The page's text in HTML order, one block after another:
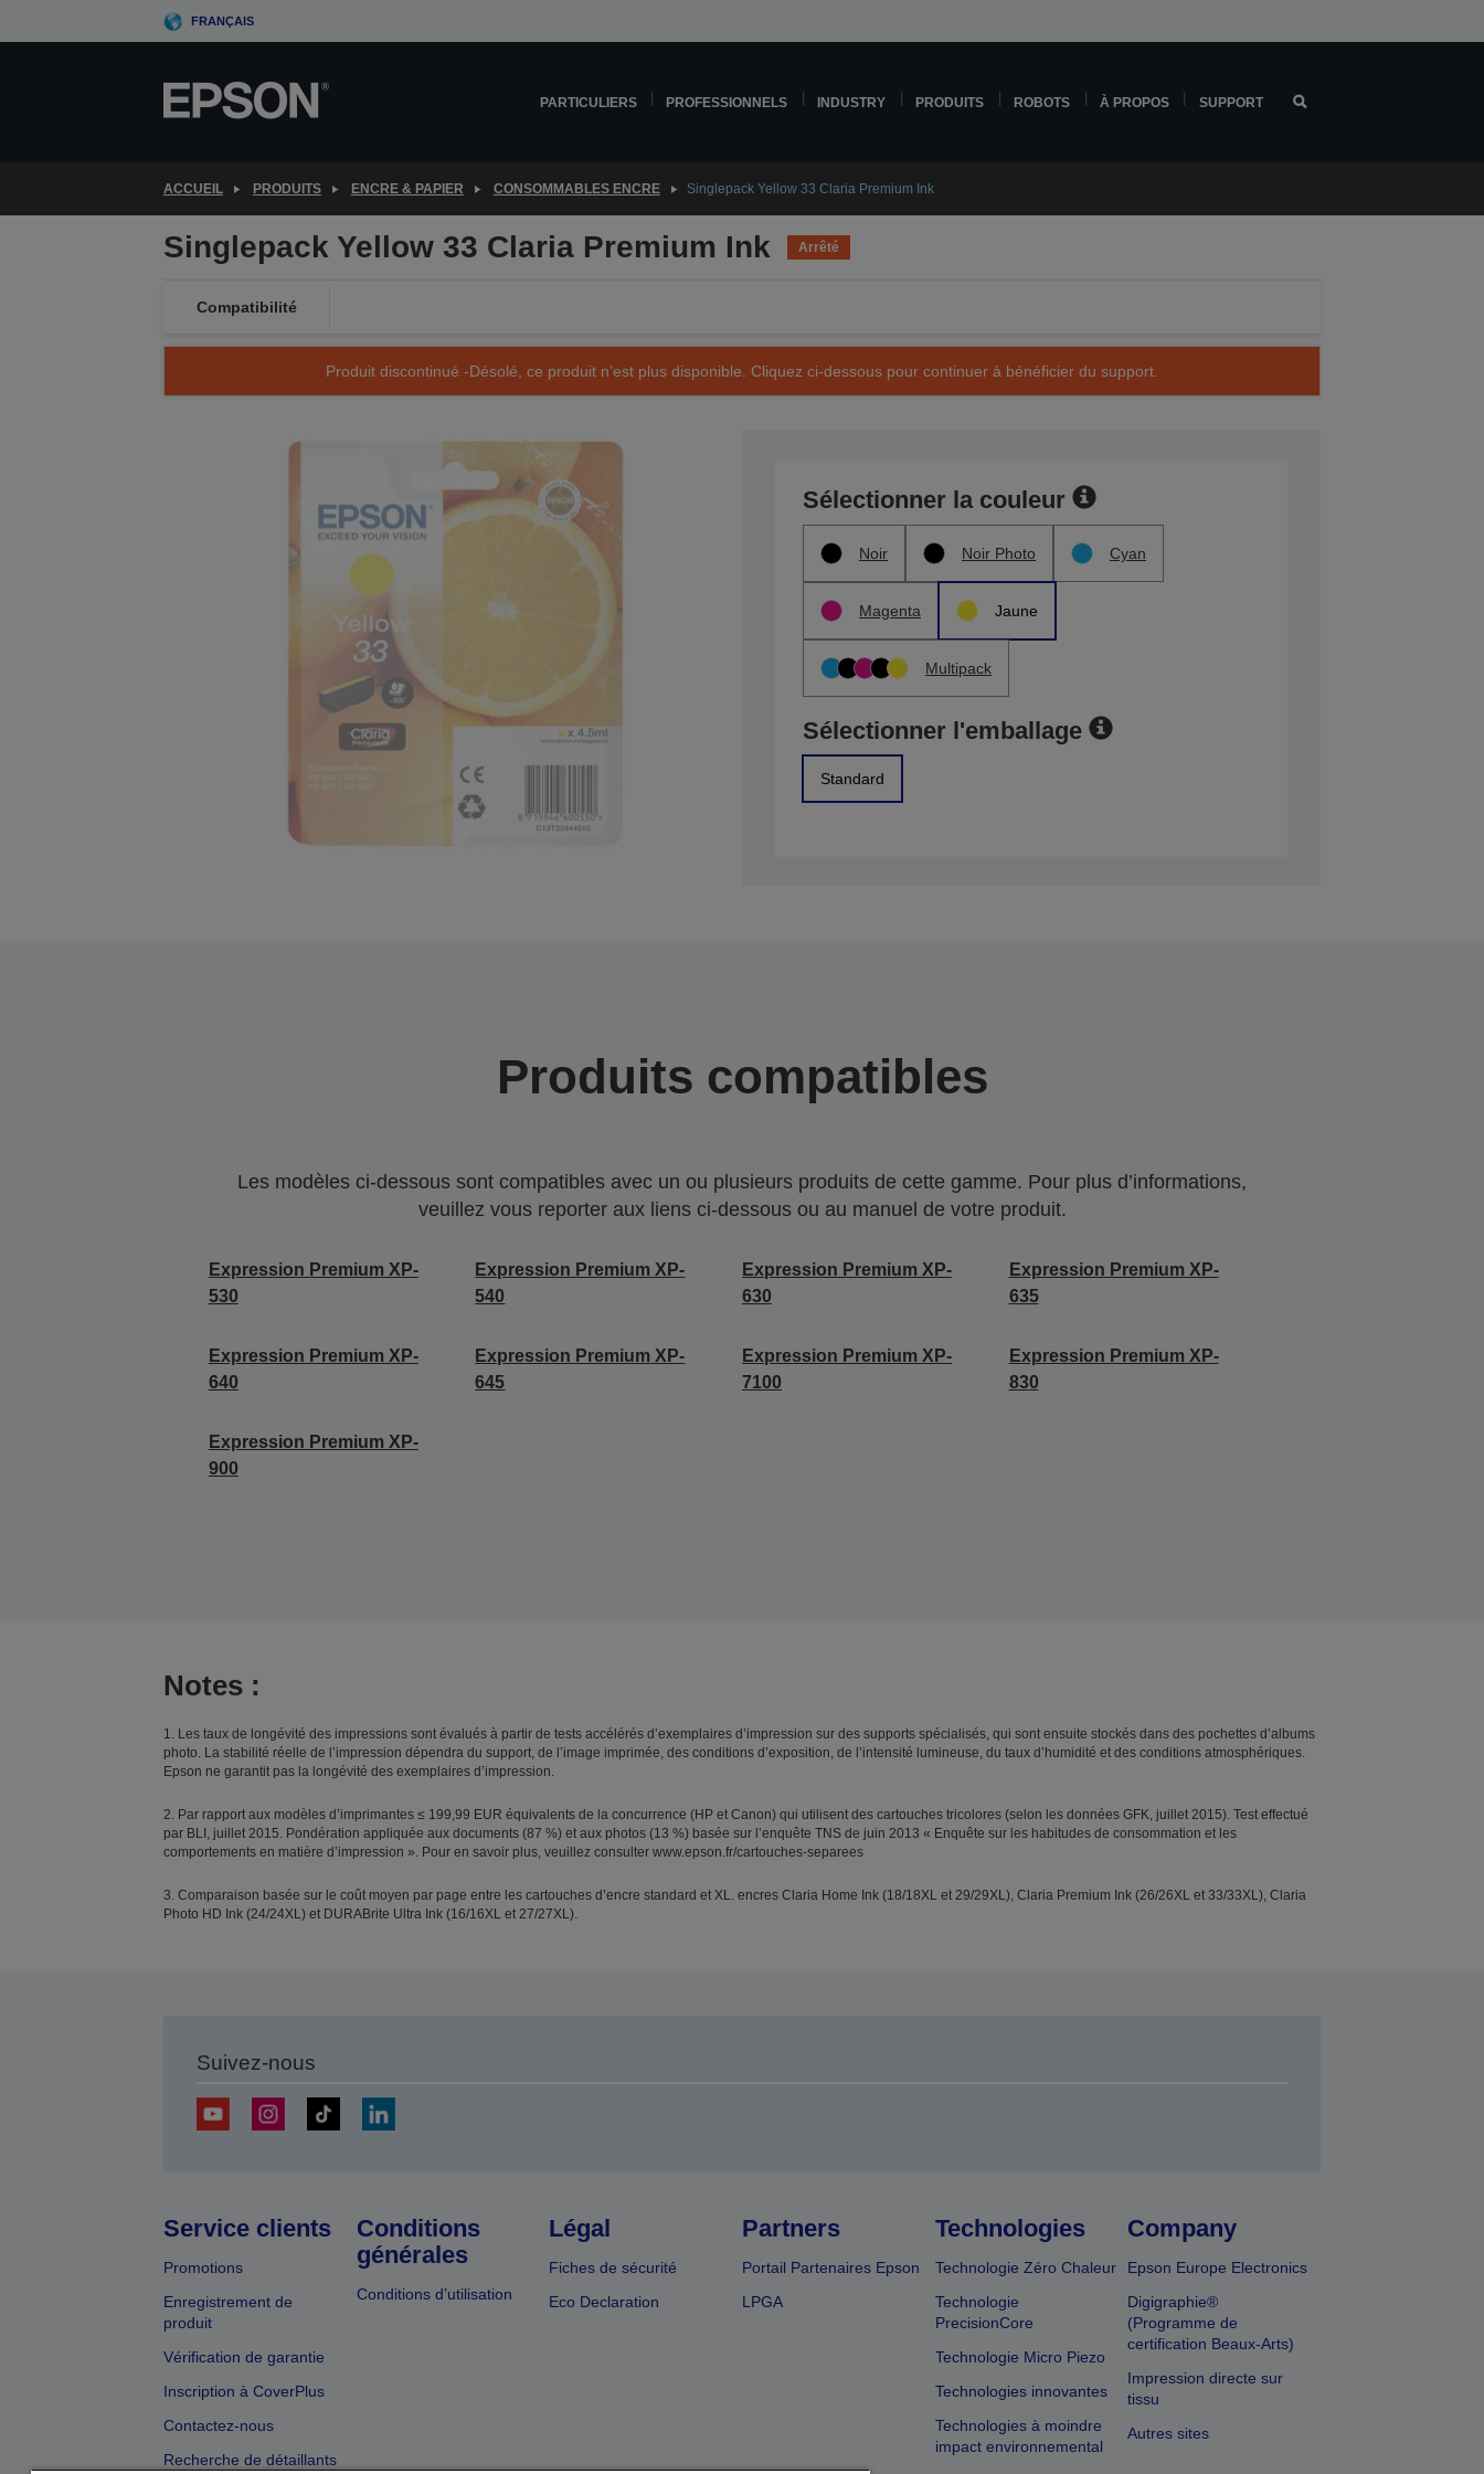
to
FRANÇAIS
PARTICULIERS PROFESSIONNELS INDUSTRY PRODUITS ROBOTS À PROPOS SUPPORT
ACCUEIL PRODUITS ENCRE & PAPIER CONSOMMABLES ENCRE Singlepack Yellow 33 Claria Premium Ink
Singlepack Yellow 33 Claria Premium Ink Arrêté
Compatibilité
Produit discontinué -Désolé, ce produit n’est plus disponible. Cliquez ci-dessous pour continuer à bénéficier du support.
Sélectionner la couleur
Noir Noir Photo Cyan
Magenta Jaune
Multipack
Sélectionner l'emballage
Standard
Produits compatibles
Les modèles ci-dessous sont compatibles avec un ou plusieurs produits de cette gamme. Pour plus d’informations,
veuillez vous reporter aux liens ci-dessous ou au manuel de votre produit.
Expression Premium XP-
530
Expression Premium XP-
540
Expression Premium XP-
630
Expression Premium XP-
635
Expression Premium XP-
640
Expression Premium XP-
645
Expression Premium XP-
7100
Expression Premium XP-
830
Expression Premium XP-
900
Notes :
1. Les taux de longévité des impressions sont évalués à partir de tests accélérés d’exemplaires d’impression sur des supports spécialisés, qui sont ensuite stockés dans des pochettes d’albums
photo. La stabilité réelle de l’impression dépendra du support, de l’image imprimée, des conditions d’exposition, de l’intensité lumineuse, du taux d’humidité et des conditions atmosphériques.
Epson ne garantit pas la longévité des exemplaires d’impression.
2. Par rapport aux modèles d’imprimantes ≤ 199,99 EUR équivalents de la concurrence (HP et Canon) qui utilisent des cartouches tricolores (selon les données GFK, juillet 2015). Test effectué
par BLI, juillet 2015. Pondération appliquée aux documents (87 %) et aux photos (13 %) basée sur l’enquête TNS de juin 2013 « Enquête sur les habitudes de consommation et les
comportements en matière d’impression ». Pour en savoir plus, veuillez consulter www.epson.fr/cartouches-separees
3. Comparaison basée sur le coût moyen par page entre les cartouches d’encre standard et XL. encres Claria Home Ink (18/18XL et 29/29XL), Claria Premium Ink (26/26XL et 33/33XL), Claria
Photo HD Ink (24/24XL) et DURABrite Ultra Ink (16/16XL et 27/27XL).
Suivez-nous
Service clients
Promotions
Enregistrement de
produit
Vérification de garantie
Inscription à CoverPlus
Contactez-nous
Recherche de détaillants
Conditions
générales
Conditions d’utilisation
Légal
Fiches de sécurité
Eco Declaration
Partners
Portail Partenaires Epson
LPGA
Technologies
Technologie Zéro Chaleur
Technologie
PrecisionCore
Technologie Micro Piezo
Technologies innovantes
Technologies à moindre
impact environnemental
Company
Epson Europe Electronics
Digigraphie®
(Programme de
certification Beaux-Arts)
Impression directe sur
tissu
Autres sites